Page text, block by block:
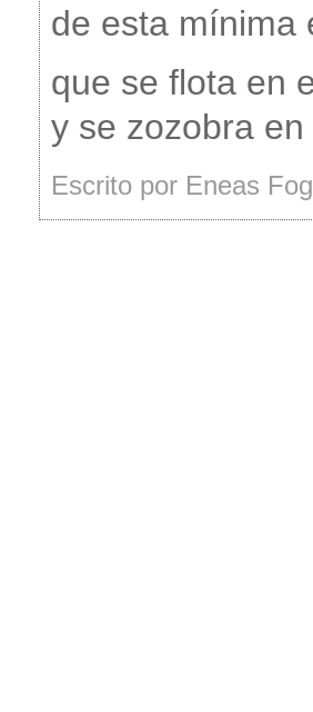
de esta mínima
que se flota en
y se zozobra en
Escrito por Eneas